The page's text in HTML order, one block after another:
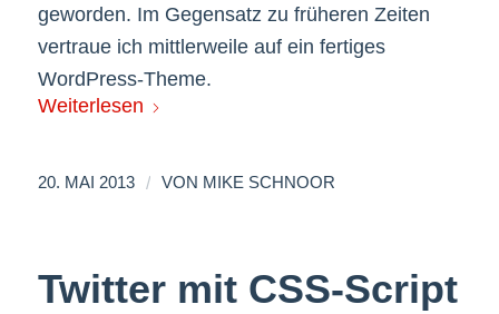
geworden. Im Gegensatz zu früheren Zeiten
vertraue ich mittlerweile auf ein fertiges
WordPress-Theme.
Weiterlesen
20. MAI 2013 / VON MIKE SCHNOOR
Twitter mit CSS-Script